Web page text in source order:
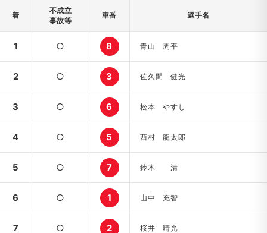
着
不成立
事故等
車番 選手名
1 ○ 8 青山 周平
2 ○ 3 佐久間 健光
3 ○ 6 松本 やすし
4 ○ 5 西村 龍太郎
5 ○ 7 鈴木 清
6 ○ 1 山中 充智
7 ○ 2 桜井 晴光